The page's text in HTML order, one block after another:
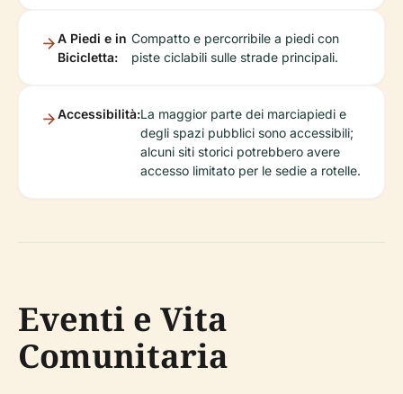
A Piedi e in
Bicicletta:
Compatto e percorribile a piedi con
piste ciclabili sulle strade principali.
Accessibilità:La maggior parte dei marciapiedi e
degli spazi pubblici sono accessibili;
alcuni siti storici potrebbero avere
accesso limitato per le sedie a rotelle.
Eventi e Vita
Comunitaria